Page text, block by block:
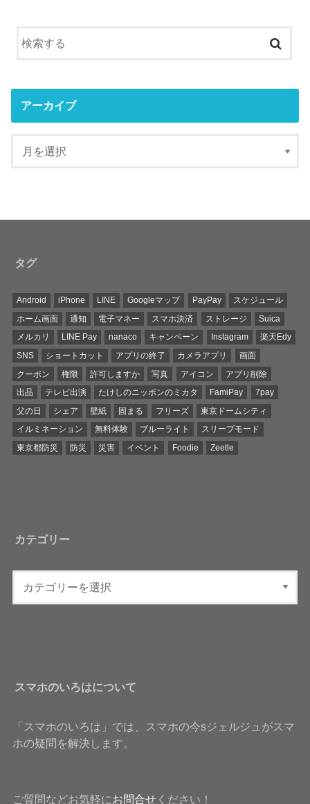
アーカイブ
タグ
Android iPhone LINE Googleマップ PayPay
スケジュール
ホーム画面
通知 電子マネー スマホ決済 ストレージ
Suica
メルカリ
LINE Pay nanaco キャンペーン Instagram
楽天Edy
SNS
ショートカット アプリの終了 カメラアプリ
画面
クーポン
権限 許可しますか 写真 アイコン
アプリ削除
出品
テレビ出演 たけしのニッポンのミカタ FamiPay
7pay
父の日
シェア 壁紙 固まる フリーズ
東京ドームシティ
イルミネーション
無料体験 ブルーライト
スリープモード
東京都防災
防災 災害 イベント Foodie Zeetle
カテゴリー
スマホのいろはについて
「スマホのいろは」では、スマホの今sジェルジュがスマ
ホの疑問を解決します。
ご質問などお気軽にお問合せください！